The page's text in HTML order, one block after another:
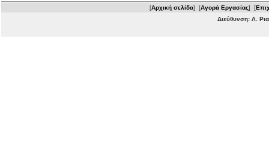
[Αρχική σελίδα] [Αγορά Εργασίας] [
Διεύθυνση: Λ.